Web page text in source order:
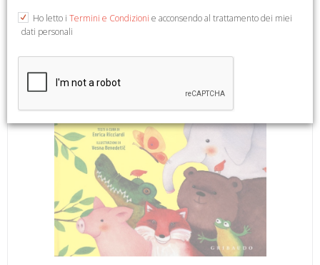
Ho letto i Termini e Condizioni e acconsendo al trattamento dei miei
dati personali